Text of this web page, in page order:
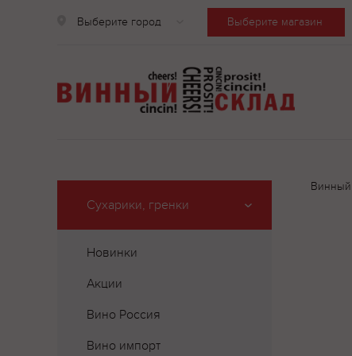
Выберите город Выберите магазин
Сухарики, гренки
Новинки
Акции
Вино Россия
Вино импорт
Винный